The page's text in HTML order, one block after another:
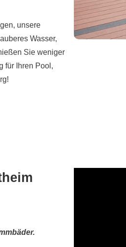
unsere
Wasser,
Sie weniger
für Ihren Pool,